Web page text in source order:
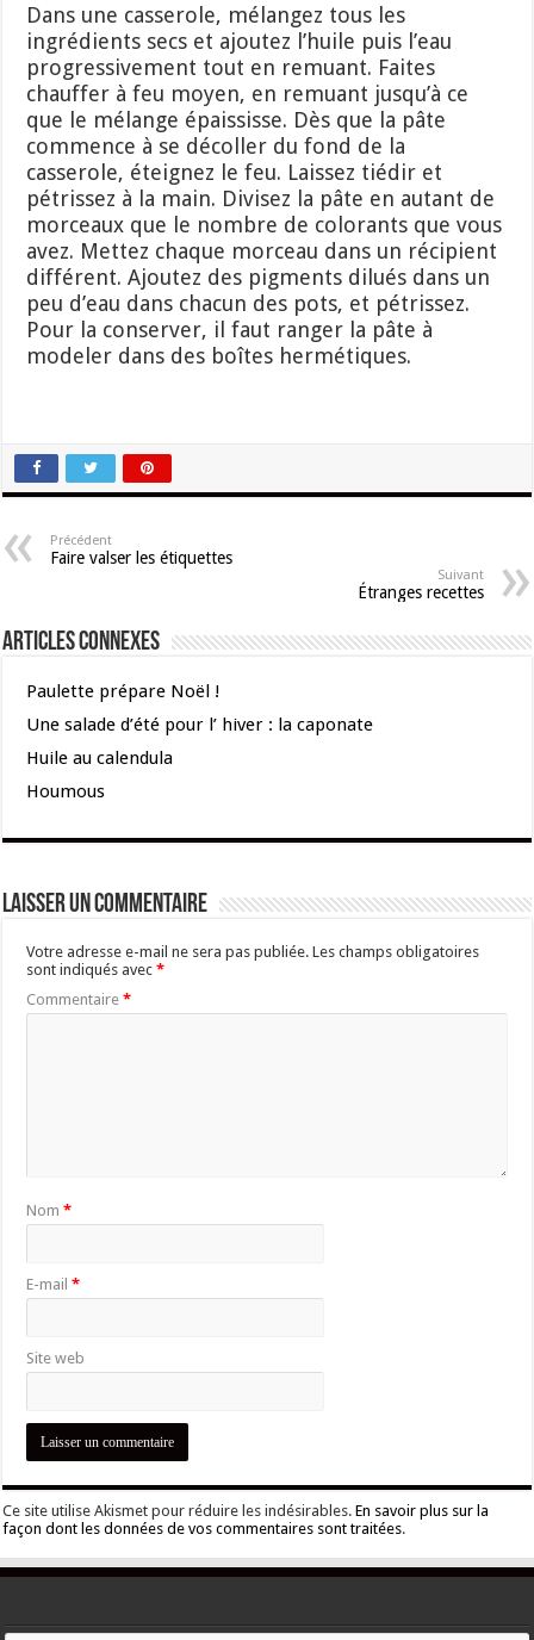
Dans une casserole, mélangez tous les
ingrédients secs et ajoutez l’huile puis l’eau
progressivement tout en remuant. Faites
chauffer à feu moyen, en remuant jusqu’à ce
que le mélange épaississe. Dès que la pâte
commence à se décoller du fond de la
casserole, éteignez le feu. Laissez tiédir et
pétrissez à la main. Divisez la pâte en autant de
morceaux que le nombre de colorants que vous
avez. Mettez chaque morceau dans un récipient
différent. Ajoutez des pigments dilués dans un
peu d’eau dans chacun des pots, et pétrissez.
Pour la conserver, il faut ranger la pâte à
modeler dans des boîtes hermétiques.
Précédent
Faire valser les étiquettes
Suivant
Étranges recettes
Articles connexes
Paulette prépare Noël !
Une salade d’été pour l’ hiver : la caponate
Huile au calendula
Houmous
Laisser un commentaire
Votre adresse e-mail ne sera pas publiée. Les champs obligatoires
sont indiqués avec*
Commentaire*
Nom*
E-mail*
Site web
Ce site utilise Akismet pour réduire les indésirables.En savoir plus sur la
façon dont les données de vos commentaires sont traitées.